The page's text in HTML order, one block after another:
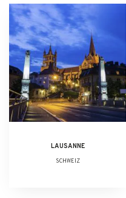
LAUSANNE
SCHWEIZ